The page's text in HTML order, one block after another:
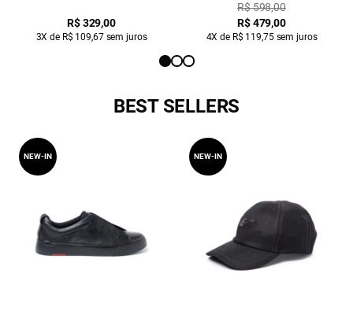
R$ 329,00
3X de R$ 109,67 sem juros
R$ 598,00
R$ 479,00
4X de R$ 119,75 sem juros
BEST SELLERS
NEW-IN NEW-IN